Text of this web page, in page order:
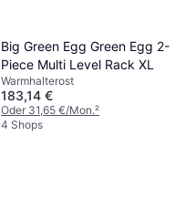
Big Green Egg Green Egg 2-
Piece Multi Level Rack XL
Warmhalterost
183,14 €
Oder 31,65 €/Mon.²
4 Shops